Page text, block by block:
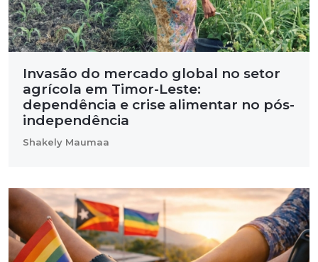
Invasão do mercado global no setor
agrícola em Timor-Leste:
dependência e crise alimentar no pós-
independência
Shakely Maumaa